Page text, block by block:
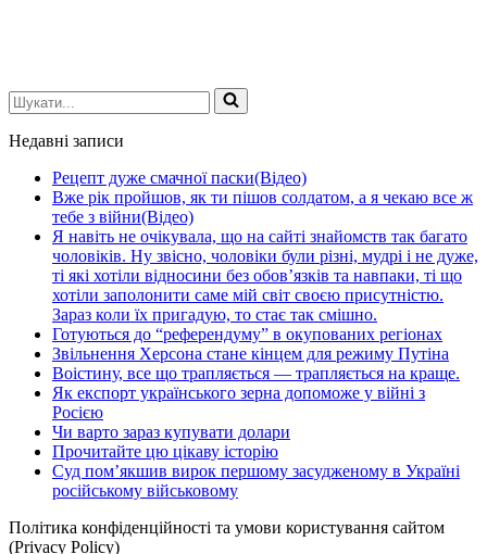
Шукати...
Недавні записи
Рецепт дуже смачної паски(Відео)
Вже рік пройшов, як ти пішов солдатом, а я чекаю все ж
тебе з війни(Відео)
Я навіть не очікувала, що на сайті знайомств так багато
чоловіків. Ну звісно, чоловіки були різні, мудрі і не дуже,
ті які хотіли відносини без обов’язків та навпаки, ті що
хотіли заполонити саме мій світ своєю присутністю.
Зараз коли їх пригадую, то стає так смішно.
Готуються до “референдуму” в окупованих регіонах
Звільнення Херсона стане кінцем для режиму Путіна
Воістину, все що трапляється — трапляється на краще.
Як експорт українського зерна допоможе у війні з
Росією
Чи варто зараз купувати долари
Прочитайте цю цікаву історію
Суд пом’якшив вирок першому засудженому в Україні
російському військовому
Політика конфіденційності та умови користування сайтом
(Privacy Policy)